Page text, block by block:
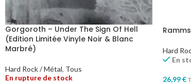
Gorgoroth – Under The Sign Of Hell
(Edition Limitée Vinyle Noir & Blanc
Marbré)
Hard Rock / Métal, Tous
En rupture de stock
Hard
En
26,99€